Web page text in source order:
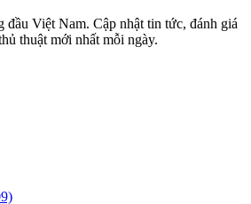
đầu Việt Nam. Cập nhật tin tức, đánh giá
thuật mới nhất mỗi ngày.